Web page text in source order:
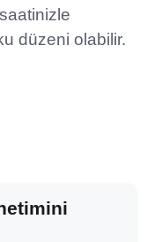
düzeni olabilir.